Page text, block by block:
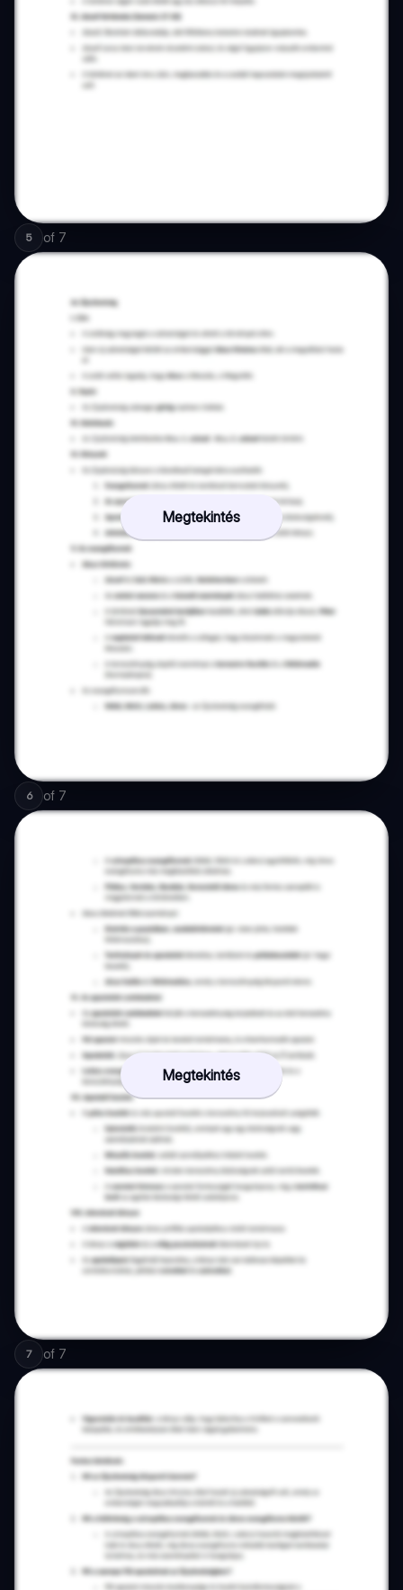
5 of 7
Megtekintés
6 of 7
Megtekintés
7 of 7